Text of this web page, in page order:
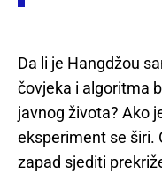
Da li je Hangdžou
čovjeka i algoritma
javnog života? Ako
eksperiment se širi.
zapad sjediti